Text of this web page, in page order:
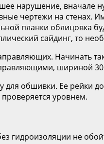
нарушение,
чертежи на
планки облицовка
сайдинг, то
Начинать
шириной
обшивки. Ее рейки
уровнем.
гидроизоляции не